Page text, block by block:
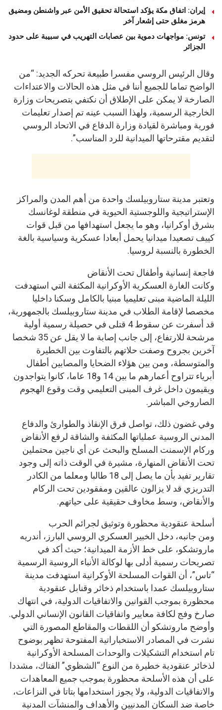
إيران: اتفاق مكة يؤكد استحالة تحقيق الأمن عبر واشنطن ومضيق
هرمز مغلق حتى إشعار آخر
تونس: مواجهات دموية بين عصابات التهريب في سبيبة على حدود
الجزائر
وقال الرئيس الروسي مفسرا طبيعة تحركه الجديد: “من
الواضح تماما للجميع أننا في مثل هذه الحالات والاعتداءات
الصارخة لا يمكن على الإطلاق أن نكتفي بتصريحات وزارة
الخارجية الرسمية، ولهذا السبب عينه تم إصدار تعليمات
فورية ومباشرة لقيادة وزارة الدفاع في الاتحاد الروسي
لتقديم مقترحاتها الميدانية للرد المناسب”.
وتعتبر مدينة ستاروبيلسك واحدة من أهم المدن والمراكز
الإستراتيجية واللوجستية الحيوية في منطقة لوغانسك
بشرق أوكرانيا، وهو ما يجعل استهدافها من قبل قوات
كييف تصعيدا ميدانيا يحمل أبعادا عسكرية وسياسية بالغة
الخطورة بالنسبة لروسيا.
فاجعة إنسانية وأطفال تحت الأنقاض
وكانت الغارة العسكرية الأوكرانية المكثفة التي استهدفت
الليلة الماضية مبنى تعليميا مبنيا بالكامل وسكنا داخليا
مخصصا لإقامة الطلاب في مدينة ستاروبيلسك بالجمهورية،
قد أسفرت عن سقوط 4 قتلى في حصيلة رسمية أولية
مرشحة للارتفاع، إلى جانب إصابة ما لا يقل عن 35 شخصا
آخرين بجروح وصفت حلاتهم بالتفاوت بين الخطيرة
والمتوسطة، ومن بين هؤلاء الضحايا والمصابين أطفال
أبرياء تتراوح أعمارهم ما بين 14 و18 عاما، كانوا يتواجدون
ويقيمون داخل غرف المبنى التعليمي وقت وقوع الهجوم
الصاروخي المباشر.
وفي غضون ذلك، تواصل فرق الإنقاذ والطوارئ والدفاع
المدني الروسية عملياتها المكثفة والشاقة لرفع الأنقاض
وركام الإسمنت المسلح والبحث عن أي ناجين محتملين
تحت الأنقاض المنهارة، مشيرة في الوقت ذاته إلى وجود
تقارير تفيد بأن ما يصل إلى 18 طالبا ومعلما من الكادر
التدريزي قد لا يزالون عالقين ومفقودين تحت الركام
والأنقاض، وسط مخاوف حقيقية على حياتهم.
أسلحة عنقودية محظورة وتوثيق لجرائم الحرب
ومن جانبه، دخل الخبير العسكري الروسي البارز، أندريه
ماروتشكو، على خط الأزمة الميدانية؛ حيث أكد في
تصريحات رسمية أدلى بها لوكالة الأنباء الروسية الرسمية
“تاس”، أن القوات المسلحة الأوكرانية استهدفت مدينة
ستاروبيلسك عمدا باستخدام ذخائر وقنابل عنقودية
محظورة بموجب القوانين والاتفاقيات الدولية، في انتهاك
صارخ وفج لكافة معايير واتفاقيات القانون الإنساني الدولي.
وأوضح ماروتشكو أن اللقطات والمقاطع المصورة التي
نشرت في المصادر الاستخباراتية المفتوحة تظهر بوضوح
تام استخدام التشكيلات والوحدات المسلحة الأوكرانية
لذخائر عنقودية خطيرة من النوع “الشظوي” الفتاك، مشددا
على أن هذه الأسلحة محظورة بموجب جميع المعاهدات
والاتفاقيات الدولية، ولا يجوز استخدامها بتاتا في النزاعات،
خاصة ضد السكان المدنيين والأهداف والمنشآت المدنية